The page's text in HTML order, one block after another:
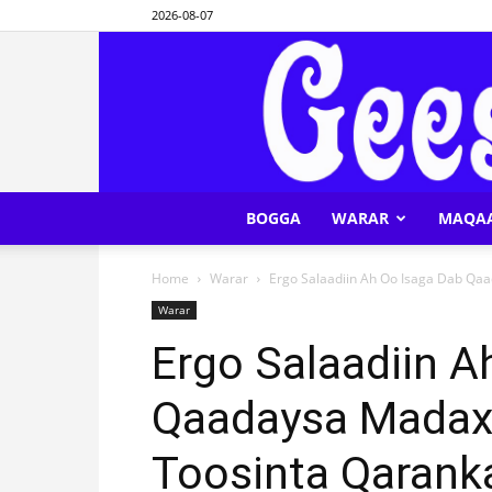
2026-08-07
BOGGA WARAR
Home Warar Ergo Salaadiin Ah Oo Isaga Dab
Warar
Ergo Salaadiin
Qaadaysa
Toosinta